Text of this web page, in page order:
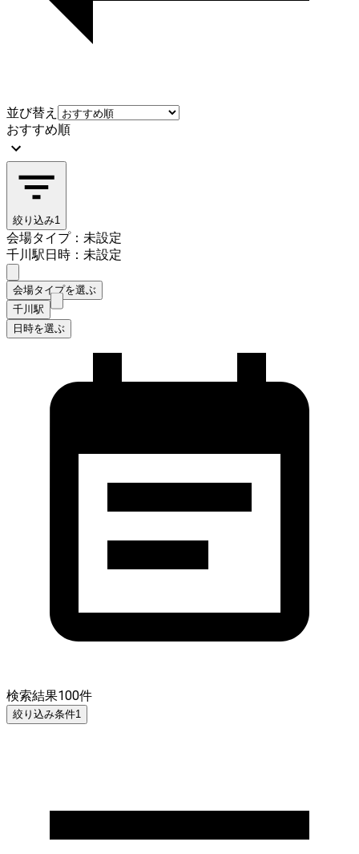
並び替え
おすすめ順
絞り込み1
会場タイプ：未設定
千川駅日時：未設定
会場タイプを選ぶ
千川駅
日時を選ぶ
検索結果100件
絞り込み条件1